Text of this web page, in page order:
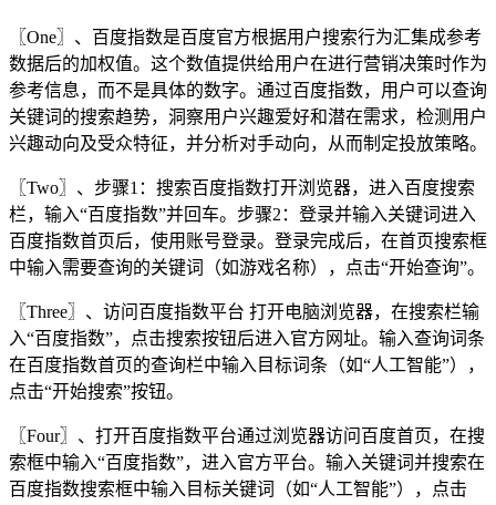
〖One〗、百度指数是百度官方根据用户搜索行为汇集成参考
数据后的加权值。这个数值提供给用户在进行营销决策时作为
参考信息，而不是具体的数字。通过百度指数，用户可以查询
关键词的搜索趋势，洞察用户兴趣爱好和潜在需求，检测用户
兴趣动向及受众特征，并分析对手动向，从而制定投放策略。
〖Two〗、步骤1：搜索百度指数打开浏览器，进入百度搜索
栏，输入“百度指数”并回车。步骤2：登录并输入关键词进入
百度指数首页后，使用账号登录。登录完成后，在首页搜索框
中输入需要查询的关键词（如游戏名称），点击“开始查询”。
〖Three〗、访问百度指数平台 打开电脑浏览器，在搜索栏输
入“百度指数”，点击搜索按钮后进入官方网址。输入查询词条
在百度指数首页的查询栏中输入目标词条（如“人工智能”），
点击“开始搜索”按钮。
〖Four〗、打开百度指数平台通过浏览器访问百度首页，在搜
索框中输入“百度指数”，进入官方平台。输入关键词并搜索在
百度指数搜索框中输入目标关键词（如“人工智能”），点击